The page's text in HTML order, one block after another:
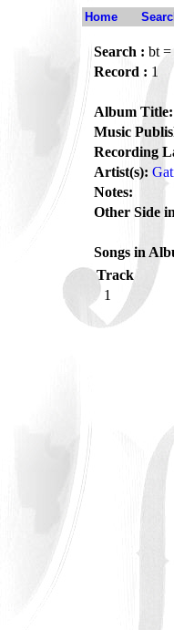
Home
Search : bt =
Record : 1
Album Title:
Music
Recording
Artist(s):
Notes:
Other Side
Songs in
Track
1